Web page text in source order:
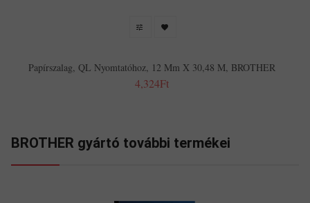
Papírszalag, QL Nyomtatóhoz, 12 Mm X 30,48 M, BROTHER
4,324Ft
BROTHER gyártó további termékei